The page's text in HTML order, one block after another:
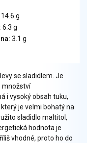
14.6 g
6.3 g
3.1 g
se sladidlem. Je
množství
i vysoký obsah tuku,
je velmi bohatý na
sladidlo maltitol,
hodnota je
vhodné, proto ho do